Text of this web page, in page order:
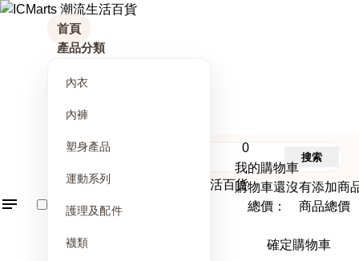
首頁
產品分類
內衣
內褲
塑身產品
運動系列
護理及配件
襪類
0
我的購物車
購物車還沒有添加商
總價： 商品總價
確定購物車
搜索